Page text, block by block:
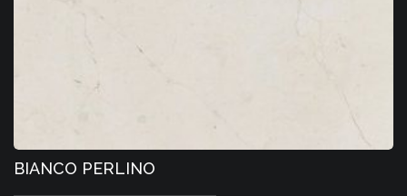
BIANCO PERLINO